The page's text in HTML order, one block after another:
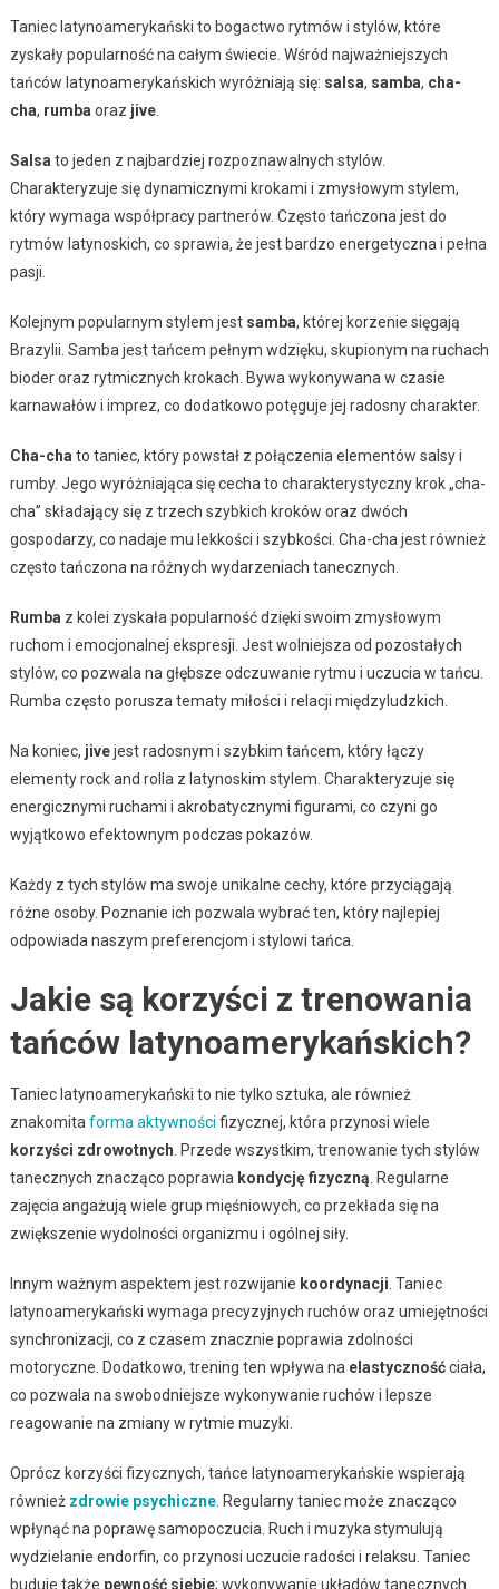
Taniec latynoamerykański to bogactwo rytmów i stylów, które
zyskały popularność na całym świecie. Wśród najważniejszych
tańców latynoamerykańskich wyróżniają się: salsa, samba, cha-
cha, rumba oraz jive.
Salsa to jeden z najbardziej rozpoznawalnych stylów.
Charakteryzuje się dynamicznymi krokami i zmysłowym stylem,
który wymaga współpracy partnerów. Często tańczona jest do
rytmów latynoskich, co sprawia, że jest bardzo energetyczna i pełna
pasji.
Kolejnym popularnym stylem jest samba, której korzenie sięgają
Brazylii. Samba jest tańcem pełnym wdzięku, skupionym na ruchach
bioder oraz rytmicznych krokach. Bywa wykonywana w czasie
karnawałów i imprez, co dodatkowo potęguje jej radosny charakter.
Cha-cha to taniec, który powstał z połączenia elementów salsy i
rumby. Jego wyróżniająca się cecha to charakterystyczny krok „cha-
cha” składający się z trzech szybkich kroków oraz dwóch
gospodarzy, co nadaje mu lekkości i szybkości. Cha-cha jest również
często tańczona na różnych wydarzeniach tanecznych.
Rumba z kolei zyskała popularność dzięki swoim zmysłowym
ruchom i emocjonalnej ekspresji. Jest wolniejsza od pozostałych
stylów, co pozwala na głębsze odczuwanie rytmu i uczucia w tańcu.
Rumba często porusza tematy miłości i relacji międzyludzkich.
Na koniec, jivejest radosnym i szybkim tańcem, który łączy
elementy rock and rolla z latynoskim stylem. Charakteryzuje się
energicznymi ruchami i akrobatycznymi figurami, co czyni go
wyjątkowo efektownym podczas pokazów.
Każdy z tych stylów ma swoje unikalne cechy, które przyciągają
różne osoby. Poznanie ich pozwala wybrać ten, który najlepiej
odpowiada naszym preferencjom i stylowi tańca.
Jakie są korzyści z trenowania
tańców latynoamerykańskich?
Taniec latynoamerykański to nie tylko sztuka, ale również
znakomita forma aktywności fizycznej, która przynosi wiele
korzyści zdrowotnych . Przede wszystkim, trenowanie tych stylów
tanecznych znacząco poprawia kondycję fizyczną . Regularne
zajęcia angażują wiele grup mięśniowych, co przekłada się na
zwiększenie wydolności organizmu i ogólnej siły.
Innym ważnym aspektem jest rozwijanie koordynacji . Taniec
latynoamerykański wymaga precyzyjnych ruchów oraz umiejętności
synchronizacji, co z czasem znacznie poprawia zdolności
motoryczne. Dodatkowo, trening ten wpływa na elastycznośćciała,
co pozwala na swobodniejsze wykonywanie ruchów i lepsze
reagowanie na zmiany w rytmie muzyki.
Oprócz korzyści fizycznych, tańce latynoamerykańskie wspierają
również zdrowie psychiczne. Regularny taniec może znacząco
wpłynąć na poprawę samopoczucia. Ruch i muzyka stymulują
wydzielanie endorfin, co przynosi uczucie radości i relaksu. Taniec
buduje także pewność siebie; wykonywanie układów tanecznych